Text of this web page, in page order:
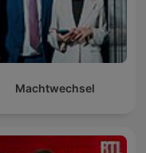
Machtwechsel